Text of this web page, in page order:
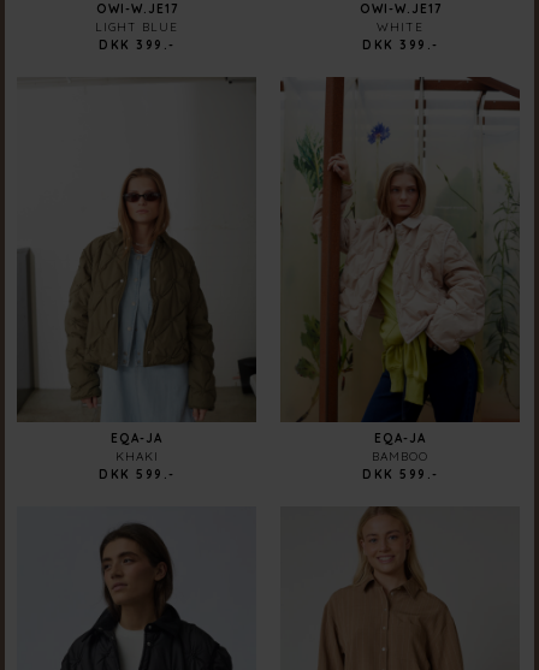
OWI-W.JE17
LIGHT BLUE
DKK 399.-
OWI-W.JE17
WHITE
DKK 399.-
EQA-JA
KHAKI
DKK 599.-
EQA-JA
BAMBOO
DKK 599.-